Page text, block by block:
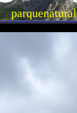
parquenatural